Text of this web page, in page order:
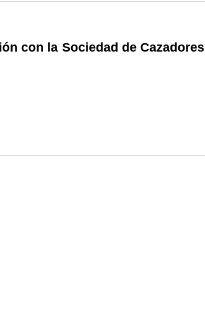
con la Sociedad de Cazadores